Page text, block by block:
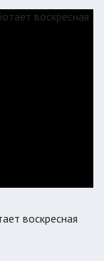
воскресная